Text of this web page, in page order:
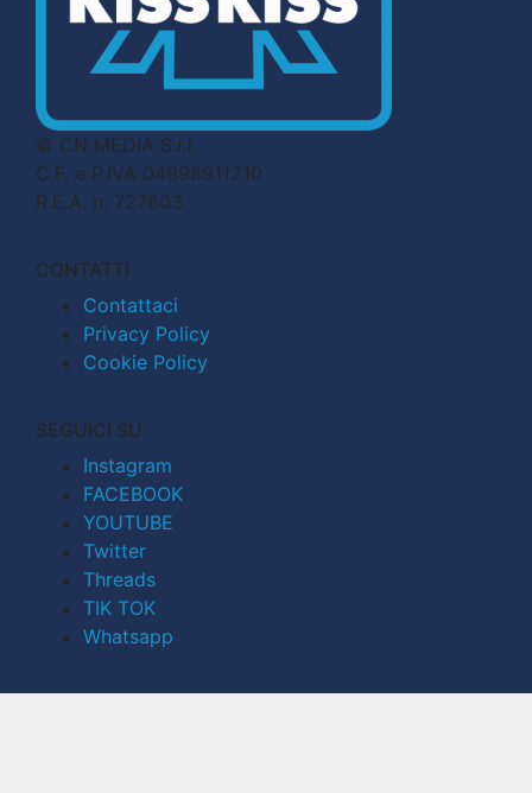
© CN MEDIA S.r.l.
C.F. e P.IVA 04998911210
R.E.A. n. 727803
CONTATTI
Contattaci
Privacy Policy
Cookie Policy
SEGUICI SU
Instagram
FACEBOOK
YOUTUBE
Twitter
Threads
TIK TOK
Whatsapp